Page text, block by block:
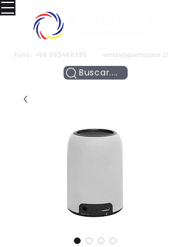
Fono: +56 993466295 ventas@puertocolor.cl
Buscar....